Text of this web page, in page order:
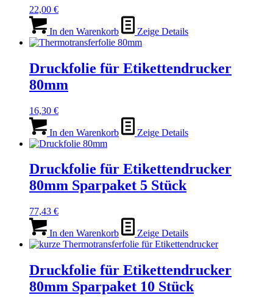
22,00 €
In den Warenkorb Zeige Details
Druckfolie für Etikettendrucker
80mm
16,30 €
In den Warenkorb Zeige Details
Druckfolie für Etikettendrucker
80mm Sparpaket 5 Stück
77,43 €
In den Warenkorb Zeige Details
Druckfolie für Etikettendrucker
80mm Sparpaket 10 Stück